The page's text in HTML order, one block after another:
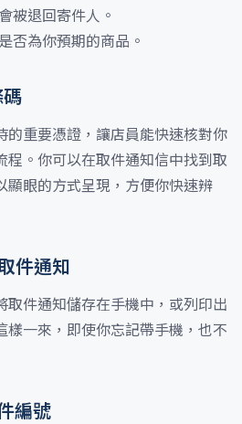
被退回寄件人。
否為你預期的商品。
的重要憑證，讓店員能快速核對你
程。你可以在取件通知信中找到取
顯眼的方式呈現，方便你快速辨
件通知
取件通知儲存在手機中，或列印出
樣一來，即使你忘記帶手機，也不
編號